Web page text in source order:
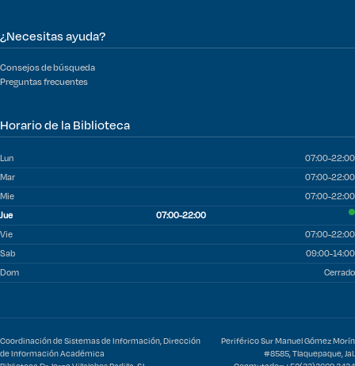
¿Necesitas ayuda?
Consejos de búsqueda
Preguntas frecuentes
Horario de la Biblioteca
Lun
07:00-22:00
Mar
07:00-22:00
Mie
07:00-22:00
Jue
07:00-22:00
Vie
07:00-22:00
Sab
09:00-14:00
Dom
Cerrado
Coordinación de Sistemas de Información, Dirección
de Información Académica
Periférico Sur Manuel Gómez Morín
#8585, Tlaquepaque, Jal.